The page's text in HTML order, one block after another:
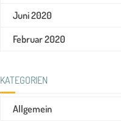
Juni 2020
Februar 2020
KATEGORIEN
Allgemein